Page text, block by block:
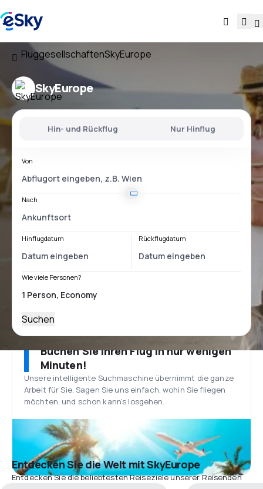
FluggesellschaftenSkyEurope
SkyEurope
Hin- und Rückflug Nur Hinflug
Von
Nach
Hinflugdatum Rückflugdatum
Wie viele Personen?
Suchen
Buchen Sie Ihren Flug in nur wenigen
Minuten!
Unsere intelligente Suchmaschine übernimmt die ganze
Arbeit für Sie. Sagen Sie uns einfach, wohin Sie fliegen
möchten, und schon kann’s losgehen.
Entdecken Sie die Welt mit SkyEurope
Entdecken Sie die beliebtesten Reiseziele unserer Reisenden